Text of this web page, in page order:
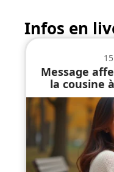
Infos en
Message
la cousine